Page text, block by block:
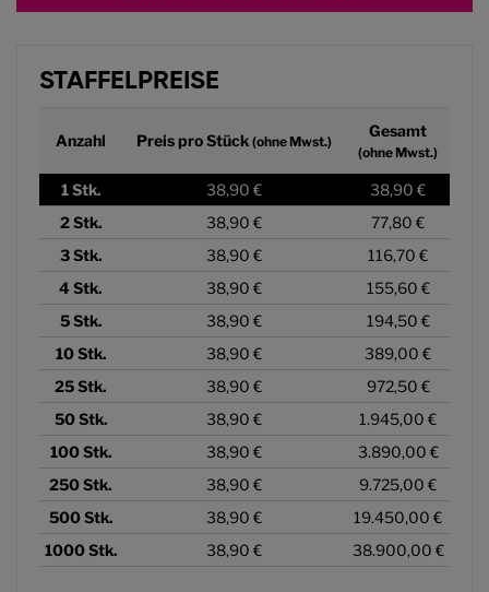
STAFFELPREISE
Anzahl Preis pro Stück (ohne Mwst.)
Gesamt
(ohne Mwst.)
1Stk. 38,90 €
38,90 €
2Stk. 38,90 €
77,80 €
3Stk. 38,90 €
116,70 €
4 Stk. 38,90 €
155,60 €
5Stk. 38,90 €
194,50 €
10Stk. 38,90 €
389,00 €
25Stk. 38,90 €
972,50 €
50Stk. 38,90 €
1.945,00 €
100Stk. 38,90 €
3.890,00 €
250Stk. 38,90 €
9.725,00 €
500Stk. 38,90 €
19.450,00 €
1000Stk. 38,90 € 38.900,00 €